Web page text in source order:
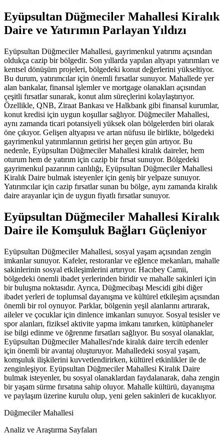
Eyüpsultan Düğmeciler Mahallesi Kiralık
Daire ve Yatırımın Parlayan Yıldızı
Eyüpsultan Düğmeciler Mahallesi, gayrimenkul yatırımı açısından
oldukça cazip bir bölgedir. Son yıllarda yapılan altyapı yatırımları ve
kentsel dönüşüm projeleri, bölgedeki konut değerlerini yükseltiyor.
Bu durum, yatırımcılar için önemli fırsatlar sunuyor. Mahallede yer
alan bankalar, finansal işlemler ve mortgage olanakları açısından
çeşitli fırsatlar sunarak, konut alım süreçlerini kolaylaştırıyor.
Özellikle, QNB, Ziraat Bankası ve Halkbank gibi finansal kurumlar,
konut kredisi için uygun koşullar sağlıyor. Düğmeciler Mahallesi,
aynı zamanda ticari potansiyeli yüksek olan bölgelerden biri olarak
öne çıkıyor. Gelişen altyapısı ve artan nüfusu ile birlikte, bölgedeki
gayrimenkul yatırımlarının getirisi her geçen gün artıyor. Bu
nedenle, Eyüpsultan Düğmeciler Mahallesi kiralık daireler, hem
oturum hem de yatırım için cazip bir fırsat sunuyor. Bölgedeki
gayrimenkul pazarının canlılığı, Eyüpsultan Düğmeciler Mahallesi
Kiralık Daire bulmak isteyenler için geniş bir yelpaze sunuyor.
Yatırımcılar için cazip fırsatlar sunan bu bölge, aynı zamanda kiralık
daire arayanlar için de uygun fiyatlı fırsatlar sunuyor.
Eyüpsultan Düğmeciler Mahallesi Kiralık
Daire ile Komşuluk Bağları Güçleniyor
Eyüpsultan Düğmeciler Mahallesi, sosyal yaşam açısından zengin
imkanlar sunuyor. Kafeler, restoranlar ve eğlence mekanları, mahalle
sakinlerinin sosyal etkileşimlerini artırıyor. Hacıbey Camii,
bölgedeki önemli ibadet yerlerinden biridir ve mahalle sakinleri için
bir buluşma noktasıdır. Ayrıca, Düğmecibaşı Mescidi gibi diğer
ibadet yerleri de toplumsal dayanışma ve kültürel etkileşim açısından
önemli bir rol oynuyor. Parklar, bölgenin yeşil alanlarını artırarak,
aileler ve çocuklar için dinlence imkanları sunuyor. Sosyal tesisler ve
spor alanları, fiziksel aktivite yapma imkanı tanırken, kütüphaneler
ise bilgi edinme ve öğrenme fırsatları sağlıyor. Bu sosyal olanaklar,
Eyüpsultan Düğmeciler Mahallesi'nde kiralık daire tercih edenler
için önemli bir avantaj oluşturuyor. Mahalledeki sosyal yaşam,
komşuluk ilişkilerini kuvvetlendirirken, kültürel etkinlikler ile de
zenginleşiyor. Eyüpsultan Düğmeciler Mahallesi Kiralık Daire
bulmak isteyenler, bu sosyal olanaklardan faydalanarak, daha zengin
bir yaşam sürme fırsatına sahip oluyor. Mahalle kültürü, dayanışma
ve paylaşım üzerine kurulu olup, yeni gelen sakinleri de kucaklıyor.
Düğmeciler Mahallesi
Analiz ve Araştırma Sayfaları